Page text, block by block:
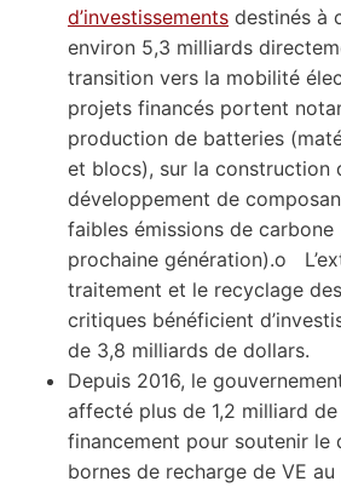
d’investissements destinés à
environ 5,3 milliards
transition vers la mobilité
projets financés portent
production de batteries
et blocs), sur la construction
développement de
faibles émissions de carbone
prochaine génération).o
traitement et le recyclage
critiques bénéficient
de 3,8 milliards de dollars.
Depuis 2016, le
affecté plus de 1,2 milliard
financement pour soutenir le
bornes de recharge de VE au